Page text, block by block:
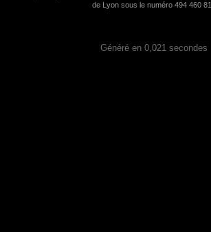
de Lyon sous le numéro 494 460
Généré en 0,021 secondes